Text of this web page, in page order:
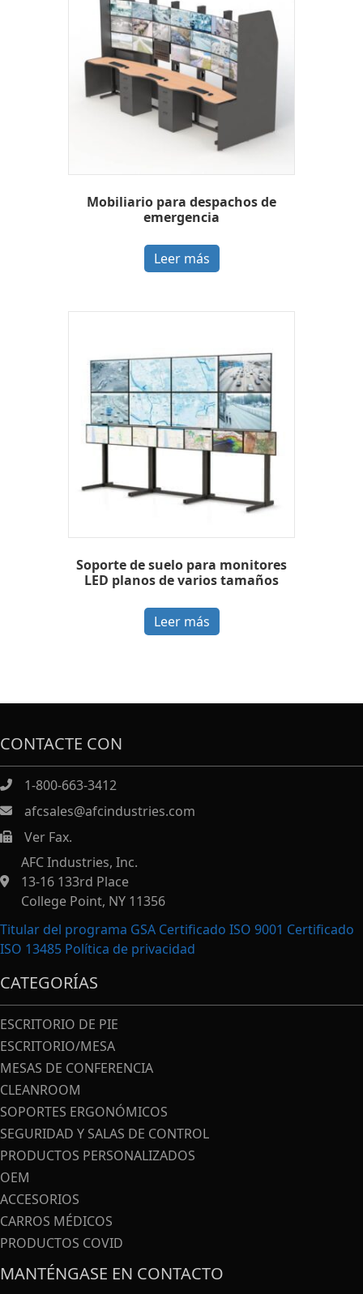
Mobiliario para despachos de
emergencia
Leer más
Soporte de suelo para monitores
LED planos de varios tamaños
Leer más
CONTACTE CON
1-800-663-3412
afcsales@afcindustries.com
https://afcindustries.com/contact/#:~:text=Fax
Ver Fax.
AFC Industries, Inc.
13-16 133rd Place
College Point, NY 11356
Titular del programa GSA Certificado ISO 9001 Certificado
ISO 13485 Política de privacidad
CATEGORÍAS
ESCRITORIO DE PIE
ESCRITORIO/MESA
MESAS DE CONFERENCIA
CLEANROOM
SOPORTES ERGONÓMICOS
SEGURIDAD Y SALAS DE CONTROL
PRODUCTOS PERSONALIZADOS
OEM
ACCESORIOS
CARROS MÉDICOS
PRODUCTOS COVID
MANTÉNGASE EN CONTACTO